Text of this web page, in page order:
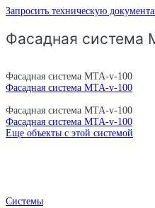
Запросить техническую
Фасадная система
Фасадная система MTA-v-100
Фасадная система MTA-v-100
Фасадная система MTA-v-100
Фасадная система MTA-v-100
Еще объекты с этой системой
Системы